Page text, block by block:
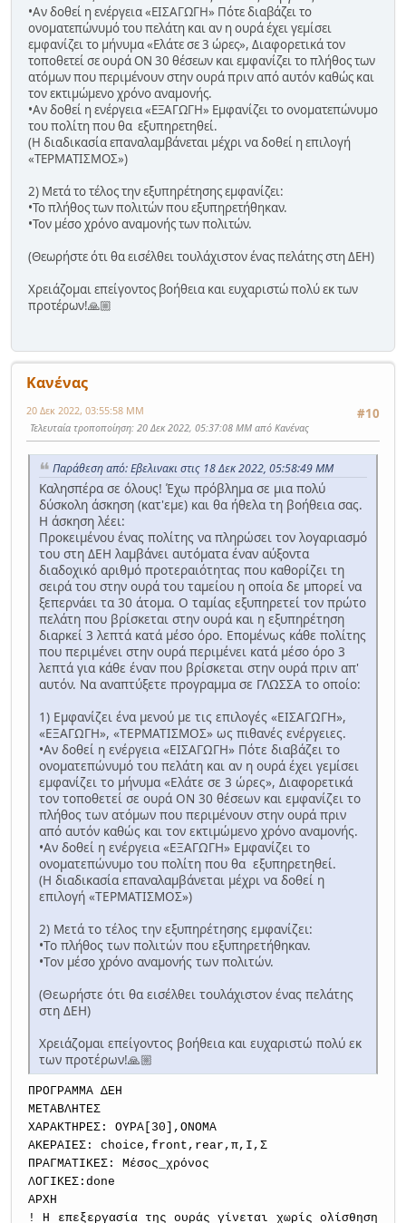
•Αν δοθεί η ενέργεια «ΕΙΣΑΓΩΓΗ» Πότε διαβάζει το
ονοματεπώνυμό του πελάτη και αν η ουρά έχει γεμίσει
εμφανίζει το μήνυμα «Ελάτε σε 3 ώρες», Διαφορετικά τον
τοποθετεί σε ουρά ΟΝ 30 θέσεων και εμφανίζει το πλήθος των
ατόμων που περιμένουν στην ουρά πριν από αυτόν καθώς και
τον εκτιμώμενο χρόνο αναμονής.
•Αν δοθεί η ενέργεια «ΕΞΑΓΩΓΗ» Εμφανίζει το ονοματεπώνυμο
του πολίτη που θα εξυπηρετηθεί.
(Η διαδικασία επαναλαμβάνεται μέχρι να δοθεί η επιλογή
«ΤΕΡΜΑΤΙΣΜΟΣ»)
2) Μετά το τέλος την εξυπηρέτησης εμφανίζει:
•Το πλήθος των πολιτών που εξυπηρετήθηκαν.
•Τον μέσο χρόνο αναμονής των πολιτών.
(Θεωρήστε ότι θα εισέλθει τουλάχιστον ένας πελάτης στη ΔΕΗ)
Χρειάζομαι επείγοντος βοήθεια και ευχαριστώ πολύ εκ των
προτέρων!🙏🏼
Κανένας
#10
20 Δεκ 2022, 03:55:58 ΜΜ
Τελευταία τροποποίηση: 20 Δεκ 2022, 05:37:08 ΜΜ από Κανένας
Παράθεση από: Εβελινακι στις 18 Δεκ 2022, 05:58:49 ΜΜ
Καλησπέρα σε όλους! Έχω πρόβλημα σε μια πολύ
δύσκολη άσκηση (κατ'εμε) και θα ήθελα τη βοήθεια σας.
Η άσκηση λέει:
Προκειμένου ένας πολίτης να πληρώσει τον λογαριασμό
του στη ΔΕΗ λαμβάνει αυτόματα έναν αύξοντα
διαδοχικό αριθμό προτεραιότητας που καθορίζει τη
σειρά του στην ουρά του ταμείου η οποία δε μπορεί να
ξεπερνάει τα 30 άτομα. Ο ταμίας εξυπηρετεί τον πρώτο
πελάτη που βρίσκεται στην ουρά και η εξυπηρέτηση
διαρκεί 3 λεπτά κατά μέσο όρο. Επομένως κάθε πολίτης
που περιμένει στην ουρά περιμένει κατά μέσο όρο 3
λεπτά για κάθε έναν που βρίσκεται στην ουρά πριν απ'
αυτόν. Να αναπτύξετε προγραμμα σε ΓΛΩΣΣΑ το οποίο:
1) Εμφανίζει ένα μενού με τις επιλογές «ΕΙΣΑΓΩΓΗ»,
«ΕΞΑΓΩΓΗ», «ΤΕΡΜΑΤΙΣΜΟΣ» ως πιθανές ενέργειες.
•Αν δοθεί η ενέργεια «ΕΙΣΑΓΩΓΗ» Πότε διαβάζει το
ονοματεπώνυμό του πελάτη και αν η ουρά έχει γεμίσει
εμφανίζει το μήνυμα «Ελάτε σε 3 ώρες», Διαφορετικά
τον τοποθετεί σε ουρά ΟΝ 30 θέσεων και εμφανίζει το
πλήθος των ατόμων που περιμένουν στην ουρά πριν
από αυτόν καθώς και τον εκτιμώμενο χρόνο αναμονής.
•Αν δοθεί η ενέργεια «ΕΞΑΓΩΓΗ» Εμφανίζει το
ονοματεπώνυμο του πολίτη που θα εξυπηρετηθεί.
(Η διαδικασία επαναλαμβάνεται μέχρι να δοθεί η
επιλογή «ΤΕΡΜΑΤΙΣΜΟΣ»)
2) Μετά το τέλος την εξυπηρέτησης εμφανίζει:
•Το πλήθος των πολιτών που εξυπηρετήθηκαν.
•Τον μέσο χρόνο αναμονής των πολιτών.
(Θεωρήστε ότι θα εισέλθει τουλάχιστον ένας πελάτης
στη ΔΕΗ)
Χρειάζομαι επείγοντος βοήθεια και ευχαριστώ πολύ εκ
των προτέρων!🙏🏼
ΠΡΟΓΡΑΜΜΑ ΔΕΗ
ΜΕΤΑΒΛΗΤΕΣ
ΧΑΡΑΚΤΗΡΕΣ: ΟΥΡΑ[30],ΟΝΟΜΑ
ΑΚΕΡΑΙΕΣ: choice,front,rear,π,Ι,Σ
ΠΡΑΓΜΑΤΙΚΕΣ: Μέσος_χρόνος
ΛΟΓΙΚΕΣ:done
ΑΡΧΗ
! Η επεξεργασία της ουράς γίνεται χωρίς ολίσθηση